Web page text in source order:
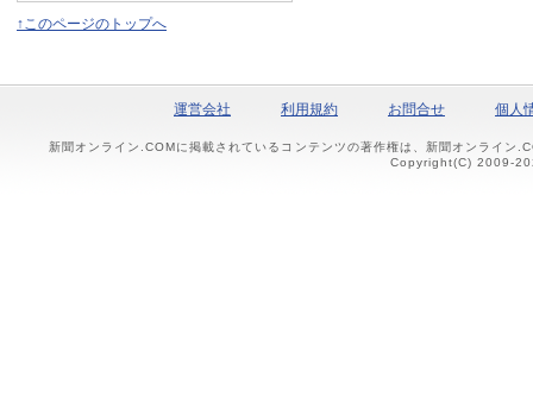
↑このページのトップへ
運営会社 利用規約 お問合せ 個人
新聞オンライン.COMに掲載されているコンテンツの著作権は、新聞オンライン
Copyright(C) 2009-